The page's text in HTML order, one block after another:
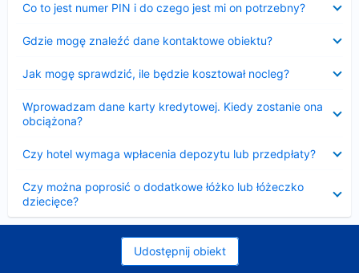
Co to jest numer PIN i do czego jest mi on potrzebny?
Gdzie mogę znaleźć dane kontaktowe obiektu?
Jak mogę sprawdzić, ile będzie kosztował nocleg?
Wprowadzam dane karty kredytowej. Kiedy zostanie ona
obciążona?
Czy hotel wymaga wpłacenia depozytu lub przedpłaty?
Czy można poprosić o dodatkowe łóżko lub łóżeczko
dziecięce?
Udostępnij obiekt